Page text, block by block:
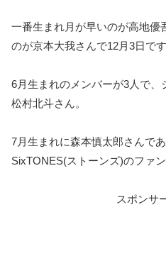
一番生まれ月が早いのが高地優
のが京本大我さんで12月3日です
6月生まれのメンバーが3人で、
松村北斗さん。
7月生まれに森本慎太郎さんで
SixTONES(ストーンズ)のファ
スポンサ